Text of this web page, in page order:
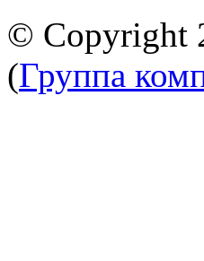
© Copyright
(Группа